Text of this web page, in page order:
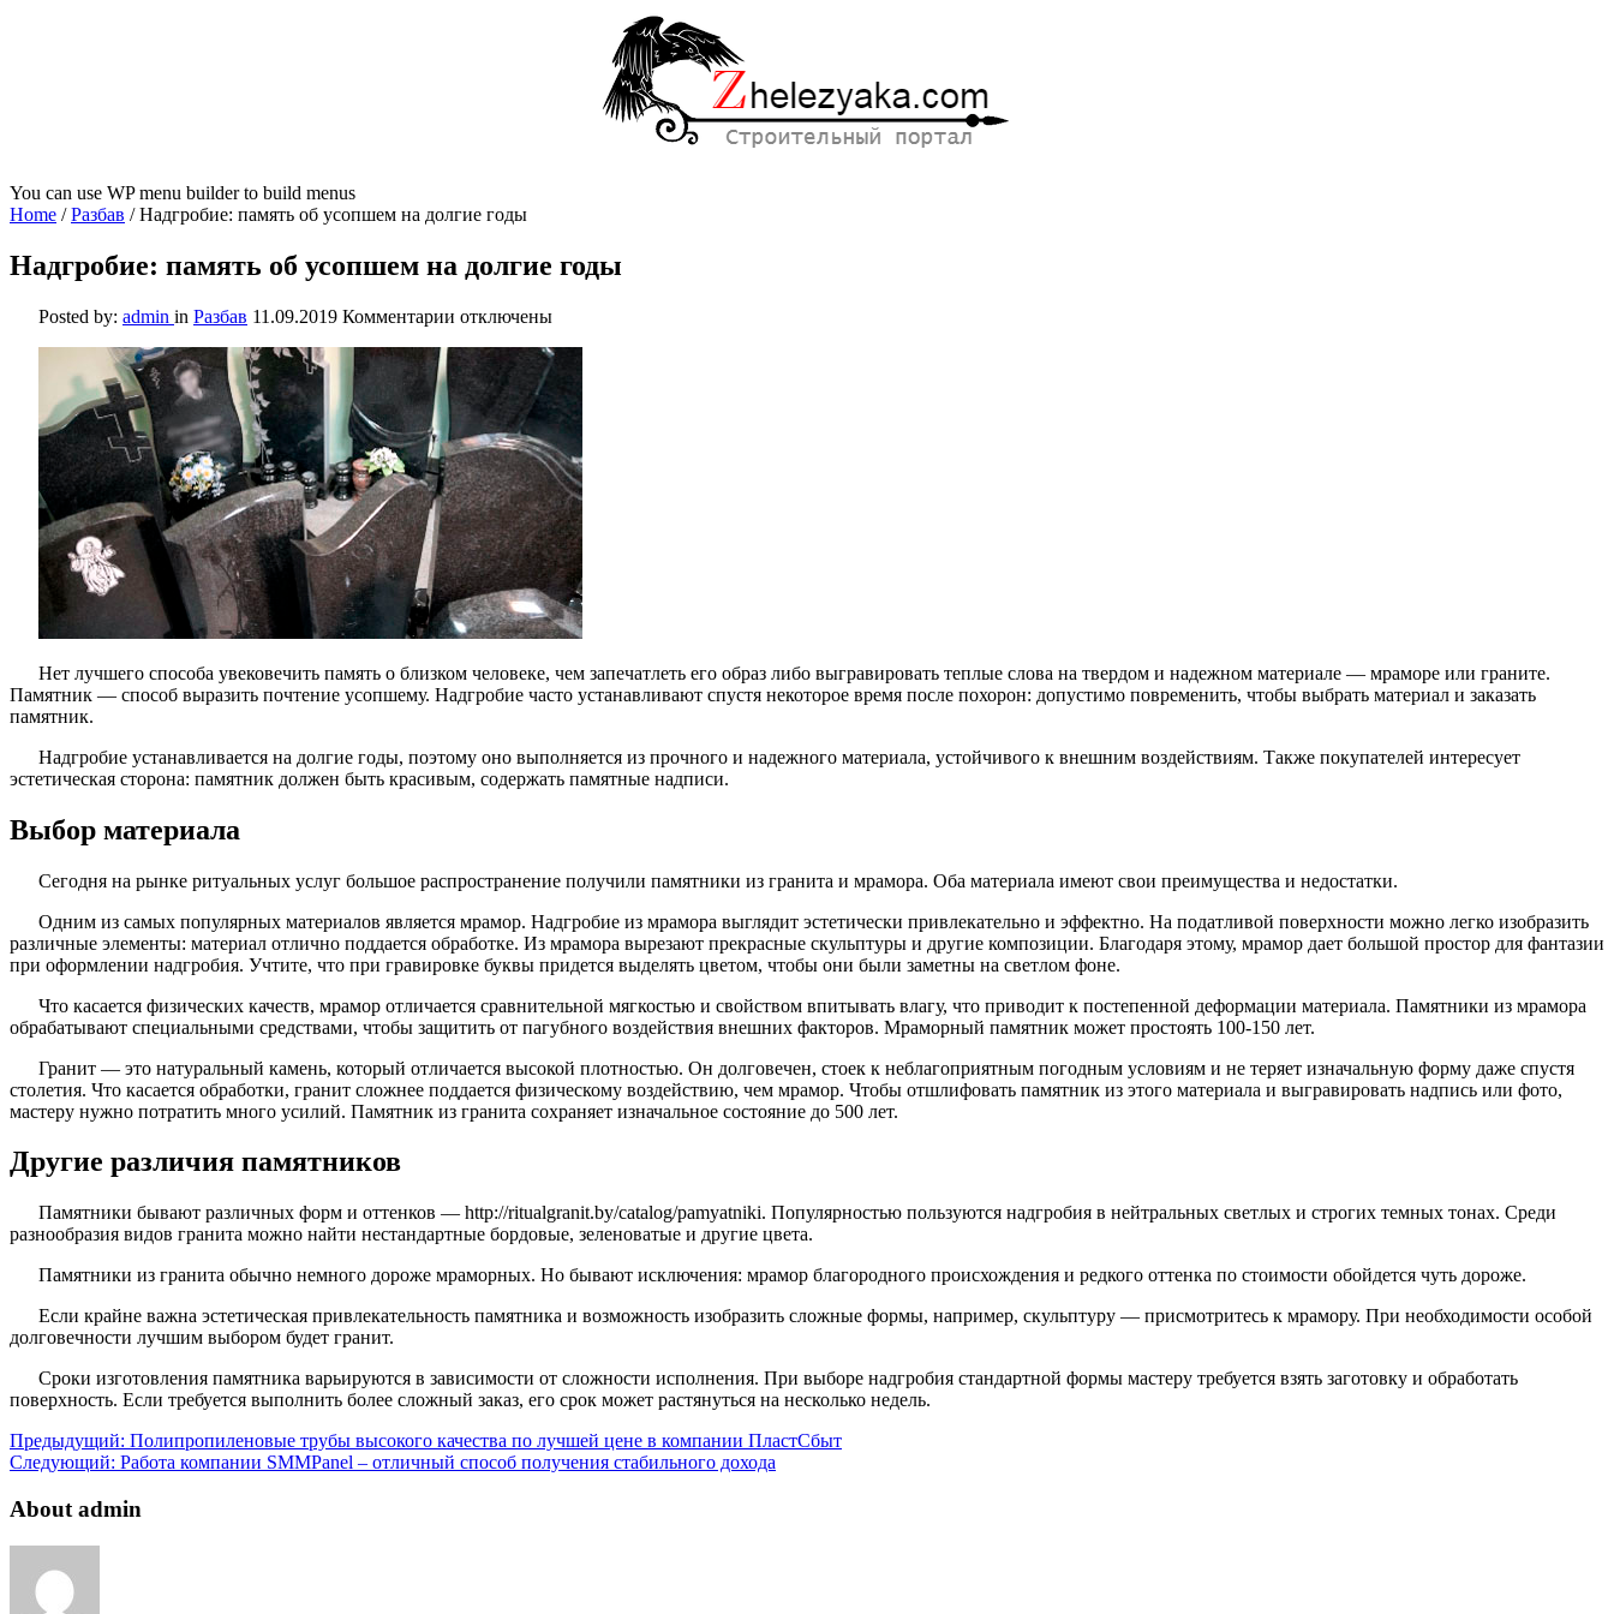
You can use WP menu builder to build menus
Home /Разбав /Надгробие: память об усопшем на долгие годы
Надгробие: память об усопшем на долгие годы
Posted by: admin in Разбав 11.09.2019 Комментарии
к
Надгробие:
память
об
усопшем
на
долгие
годы
отключены
Нет лучшего способа увековечить память о близком человеке, чем запечатлеть его образ либо выгравировать теплые слова на твердом и надежном материале — мраморе или граните.
Памятник — способ выразить почтение усопшему. Надгробие часто устанавливают спустя некоторое время после похорон: допустимо повременить, чтобы выбрать материал и заказать
памятник.
Надгробие устанавливается на долгие годы, поэтому оно выполняется из прочного и надежного материала, устойчивого к внешним воздействиям. Также покупателей интересует
эстетическая сторона: памятник должен быть красивым, содержать памятные надписи.
Выбор материала
Сегодня на рынке ритуальных услуг большое распространение получили памятники из гранита и мрамора. Оба материала имеют свои преимущества и недостатки.
Одним из самых популярных материалов является мрамор. Надгробие из мрамора выглядит эстетически привлекательно и эффектно. На податливой поверхности можно легко изобразить
различные элементы: материал отлично поддается обработке. Из мрамора вырезают прекрасные скульптуры и другие композиции. Благодаря этому, мрамор дает большой простор для фантазии
при оформлении надгробия. Учтите, что при гравировке буквы придется выделять цветом, чтобы они были заметны на светлом фоне.
Что касается физических качеств, мрамор отличается сравнительной мягкостью и свойством впитывать влагу, что приводит к постепенной деформации материала. Памятники из мрамора
обрабатывают специальными средствами, чтобы защитить от пагубного воздействия внешних факторов. Мраморный памятник может простоять 100-150 лет.
Гранит — это натуральный камень, который отличается высокой плотностью. Он долговечен, стоек к неблагоприятным погодным условиям и не теряет изначальную форму даже спустя
столетия. Что касается обработки, гранит сложнее поддается физическому воздействию, чем мрамор. Чтобы отшлифовать памятник из этого материала и выгравировать надпись или фото,
мастеру нужно потратить много усилий. Памятник из гранита сохраняет изначальное состояние до 500 лет.
Другие различия памятников
Памятники бывают различных форм и оттенков — http://ritualgranit.by/catalog/pamyatniki. Популярностью пользуются надгробия в нейтральных светлых и строгих темных тонах. Среди
разнообразия видов гранита можно найти нестандартные бордовые, зеленоватые и другие цвета.
Памятники из гранита обычно немного дороже мраморных. Но бывают исключения: мрамор благородного происхождения и редкого оттенка по стоимости обойдется чуть дороже.
Если крайне важна эстетическая привлекательность памятника и возможность изобразить сложные формы, например, скульптуру — присмотритесь к мрамору. При необходимости особой
долговечности лучшим выбором будет гранит.
Сроки изготовления памятника варьируются в зависимости от сложности исполнения. При выборе надгробия стандартной формы мастеру требуется взять заготовку и обработать
поверхность. Если требуется выполнить более сложный заказ, его срок может растянуться на несколько недель.
Предыдущий: Полипропиленовые трубы высокого качества по лучшей цене в компании ПластСбыт
Следующий: Работа компании SMMPanel – отличный способ получения стабильного дохода
About admin